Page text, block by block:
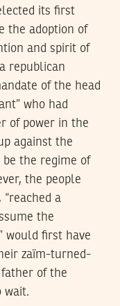
its first
the adoption of
and spirit of
republican
of the head
who had
of power in the
against the
the regime of
the people
a
the
would first have
zaïm-turned-
of the
wait.